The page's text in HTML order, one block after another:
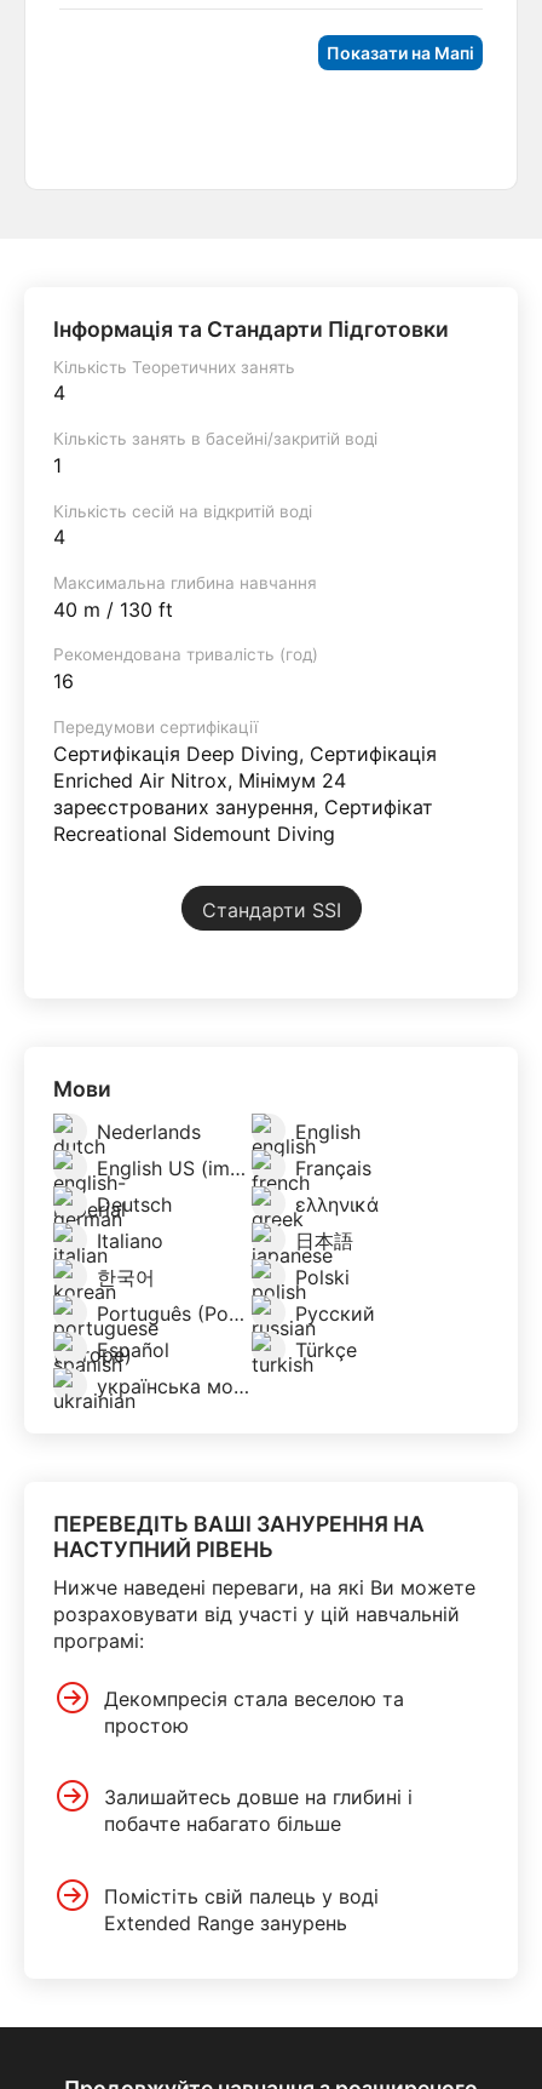
Показати на Мапі
Інформація та Стандарти Підготовки
Кількість Теоретичних занять
4
Кількість занять в басейні/закритій воді
1
Кількість сесій на відкритій воді
4
Максимальна глибина навчання
40 m / 130 ft
Рекомендована тривалість (год)
16
Передумови сертифікації
Сертифікація Deep Diving, Сертифікація
Enriched Air Nitrox, Мінімум 24
зареєстрованих занурення, Сертифікат
Recreational Sidemount Diving
Стандарти SSI
Мови
Nederlands
English
English US (imperial)
Français
Deutsch
ελληνικά
Italiano
日本語
한국어
Polski
Português (Portugal)
Русский
Español
Türkçe
українська мова
ПЕРЕВЕДІТЬ ВАШІ ЗАНУРЕННЯ НА
НАСТУПНИЙ РІВЕНЬ
Нижче наведені переваги, на які Ви можете
розраховувати від участі у цій навчальній
програмі:
Декомпресія стала веселою та
простою
Залишайтесь довше на глибині і
побачте набагато більше
Помістіть свій палець у воді
Extended Range занурень